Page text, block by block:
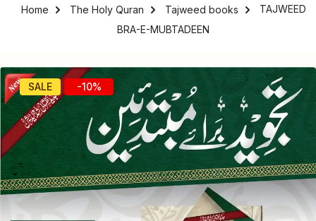
Home The Holy Quran Tajweed books
TAJWEED
BRA-E-MUBTADEEN
SALE -10%